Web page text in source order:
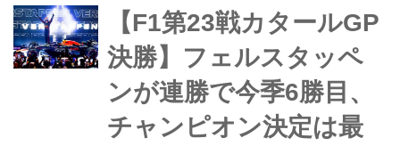
ンが優勝、2位にはマクラーレンのオ
スカー・ピアストリ、3位にはマクラ
ーレンのランド・ノリスが入った。こ
の結果、注...
【F1第23戦カタールGP
決勝】フェルスタッペ
ンが連勝で今季6勝目、
チャンピオン決定は最